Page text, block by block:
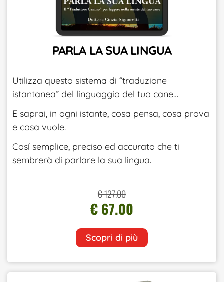
PARLA LA SUA LINGUA
Utilizza questo sistema di “traduzione
istantanea” del linguaggio del tuo cane…
E saprai, in ogni istante, cosa pensa, cosa prova
e cosa vuole.
Cosí semplice, preciso ed accurato che ti
sembrerà di parlare la sua lingua.
€ 127.00
€ 67.00
Scopri di più